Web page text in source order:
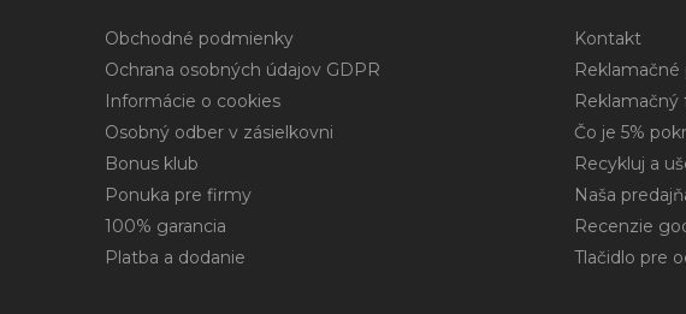
Obchodné podmienky
Ochrana osobných údajov GDPR
Informácie o cookies
Osobný odber v zásielkovni
Bonus klub
Ponuka pre firmy
100% garancia
Platba a dodanie
Kontakt
Reklamačný
Čo je 5%
Recykluj a
Naša
Recenzie
Tlačidlo pre